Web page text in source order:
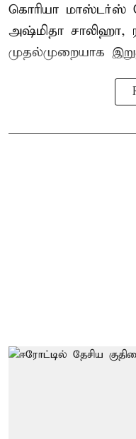
கொரியா மாஸ்டர்ஸ்
அஷ்மிதா சாலிஹா,
முதல்முறையாக